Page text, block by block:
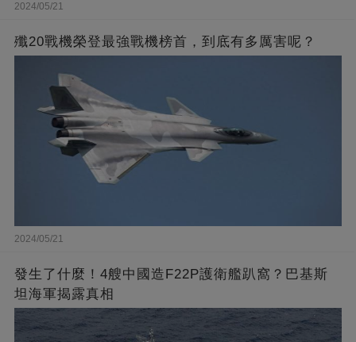
2024/05/21
殲20戰機榮登最強戰機榜首，到底有多厲害呢？
2024/05/21
發生了什麼！4艘中國造F22P護衛艦趴窩？巴基斯
坦海軍揭露真相